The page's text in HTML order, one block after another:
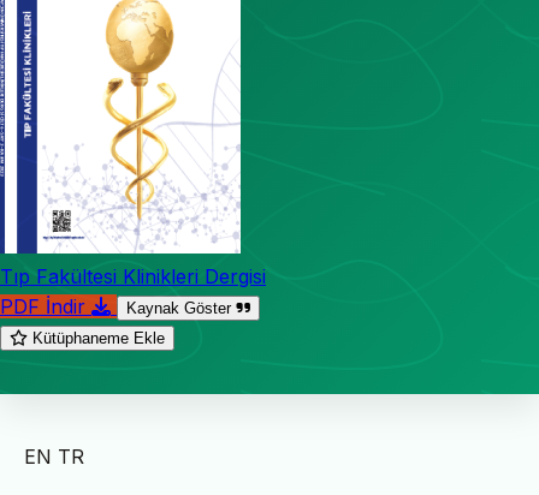
Tıp Fakültesi Klinikleri Dergisi
PDF İndir
Kaynak Göster
Kütüphaneme Ekle
EN TR